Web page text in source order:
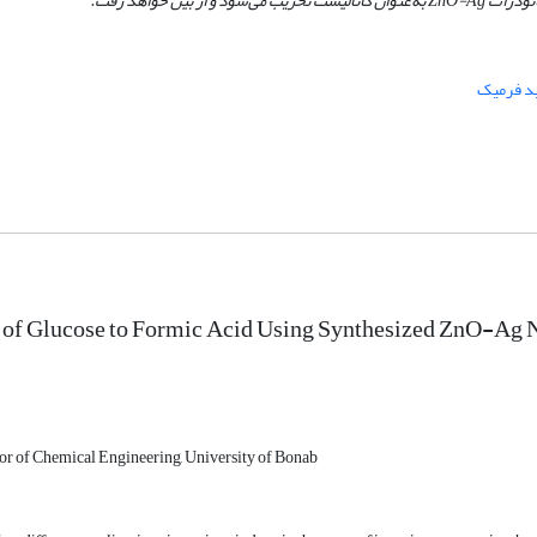
فرمیک
Glucose to Formic Acid Using Synthesized ZnO-Ag
of Chemical Engineering, University of Bonab